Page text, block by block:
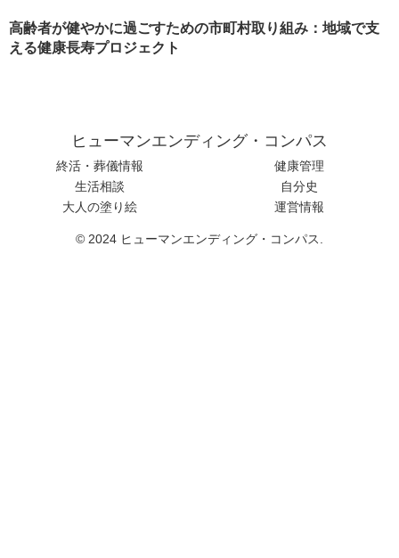
高齢者が健やかに過ごすための市町村取り組み：地域で支
える健康長寿プロジェクト
ヒューマンエンディング・コンパス
終活・葬儀情報
健康管理
生活相談
自分史
大人の塗り絵
運営情報
© 2024 ヒューマンエンディング・コンパス.